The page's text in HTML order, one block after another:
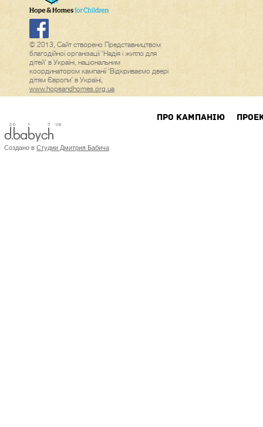
© 2013, Сайт створено Представництвом
благодійної організації ‘Надія і житло для
дітей’ в Україні, національним
координатором кампанії ‘Відкриваємо двері
дітям Європи’ в Україні,
www.hopeandhomes.org.ua
ПРО КАМПАНIЮ
Создано в Студии Дмитрия Бабича